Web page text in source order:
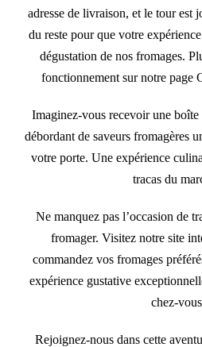
adresse de livraison, et le tour est
du reste pour que votre
dégustation de nos fromages.
fonctionnement sur notre page
Imaginez-vous recevoir une boîte
débordant de saveurs fromagères
votre porte. Une expérience
tracas du
Ne manquez pas l’occasion de
fromager. Visitez notre site
commandez vos fromages
expérience gustative
chez-
Rejoignez-nous dans cette